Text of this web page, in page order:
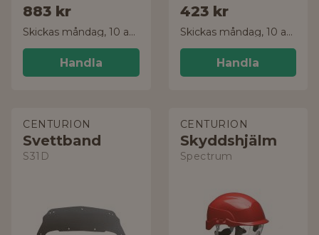
883 kr
Skickas måndag, 10 aug.
Handla
423 kr
Skickas måndag, 10 aug.
Handla
CENTURION
Svettband
S31D
CENTURION
Skyddshjälm
Spectrum